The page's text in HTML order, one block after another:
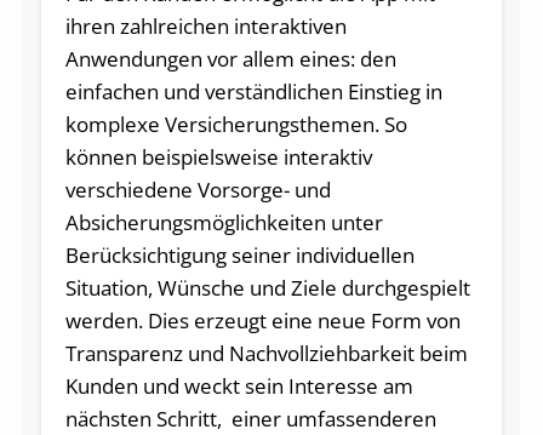
ihren zahlreichen interaktiven
Anwendungen vor allem eines: den
einfachen und verständlichen Einstieg in
komplexe Versicherungsthemen. So
können beispielsweise interaktiv
verschiedene Vorsorge- und
Absicherungsmöglichkeiten unter
Berücksichtigung seiner individuellen
Situation, Wünsche und Ziele durchgespielt
werden. Dies erzeugt eine neue Form von
Transparenz und Nachvollziehbarkeit beim
Kunden und weckt sein Interesse am
nächsten Schritt, einer umfassenderen